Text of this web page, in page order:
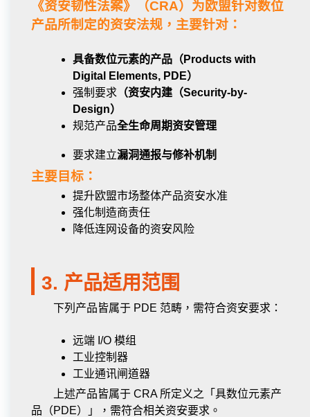
《资安韧性法案》（CRA）为欧盟针对数位
产品所制定的资安法规，主要针对：
具备数位元素的产品（Products with
Digital Elements, PDE）
强制要求 （资安内建（Security-by-
Design）
规范产品全生命周期资安管理
要求建立漏洞通报与修补机制
主要目标：
提升欧盟市场整体产品资安水准
强化制造商责任
降低连网设备的资安风险
3. 产品适用范围
下列产品皆属于 PDE 范畴，需符合资安要求：
远端 I/O 模组
工业控制器
工业通讯闸道器
上述产品皆属于 CRA 所定义之「具数位元素产
品（PDE）」，需符合相关资安要求。